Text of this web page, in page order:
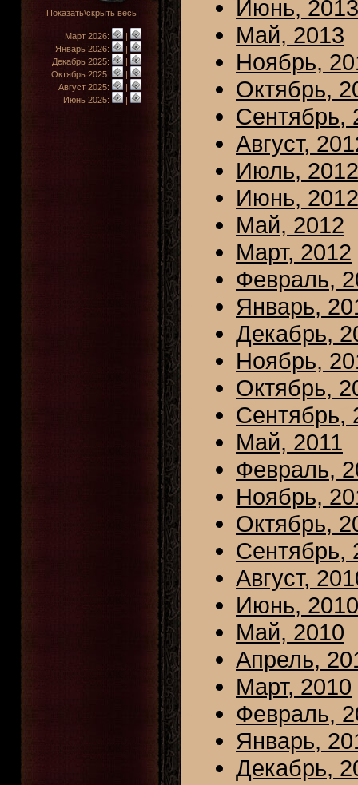
Показать\скрыть весь
Март 2026:
|
Январь 2026:
|
Декабрь 2025:
|
Октябрь 2025:
|
Август 2025:
|
Июнь 2025:
|
Июнь, 2013
Май, 2013
Ноябрь,
Октябрь,
Сентябрь,
Август,
Июль, 2012
Июнь, 2012
Май, 2012
Март, 2012
Февраль,
Январь,
Декабрь,
Ноябрь,
Октябрь,
Сентябрь,
Май, 2011
Февраль,
Ноябрь,
Октябрь,
Сентябрь,
Август,
Июнь, 2010
Май, 2010
Апрель,
Март, 2010
Февраль,
Январь,
Декабрь,